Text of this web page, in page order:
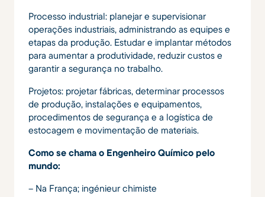
Processo industrial: planejar e supervisionar
operações industriais, administrando as equipes e
etapas da produção. Estudar e implantar métodos
para aumentar a produtividade, reduzir custos e
garantir a segurança no trabalho.
Projetos: projetar fábricas, determinar processos
de produção, instalações e equipamentos,
procedimentos de segurança e a logística de
estocagem e movimentação de materiais.
Como se chama o Engenheiro Químico pelo
mundo:
– Na França; ingénieur chimiste